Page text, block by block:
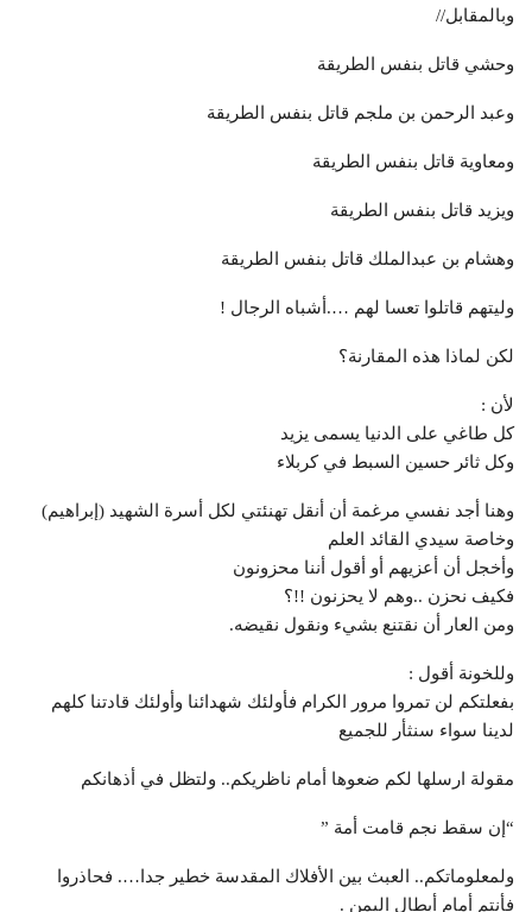
وبالمقابل//
وحشي قاتل بنفس الطريقة
وعبد الرحمن بن ملجم قاتل بنفس الطريقة
ومعاوية قاتل بنفس الطريقة
ويزيد قاتل بنفس الطريقة
وهشام بن عبدالملك قاتل بنفس الطريقة
وليتهم قاتلوا تعسا لهم ….أشباه الرجال !
لكن لماذا هذه المقارنة؟
لأن :
كل طاغي على الدنيا يسمى يزيد
وكل ثائر حسين السبط في كربلاء
وهنا أجد نفسي مرغمة أن أنقل تهنئتي لكل أسرة الشهيد (إبراهيم)
وخاصة سيدي القائد العلم
وأخجل أن أعزيهم أو أقول أننا محزونون
فكيف نحزن ..وهم لا يحزنون !!؟
ومن العار أن نقتنع بشيء ونقول نقيضه.
وللخونة أقول :
بفعلتكم لن تمروا مرور الكرام فأولئك شهدائنا وأولئك قادتنا كلهم
لدينا سواء سنثأر للجميع
مقولة ارسلها لكم ضعوها أمام ناظريكم.. ولتظل في أذهانكم
“إن سقط نجم قامت أمة ”
ولمعلوماتكم.. العبث بين الأفلاك المقدسة خطير جدا…. فحاذروا
فأنتم أمام أبطال اليمن .